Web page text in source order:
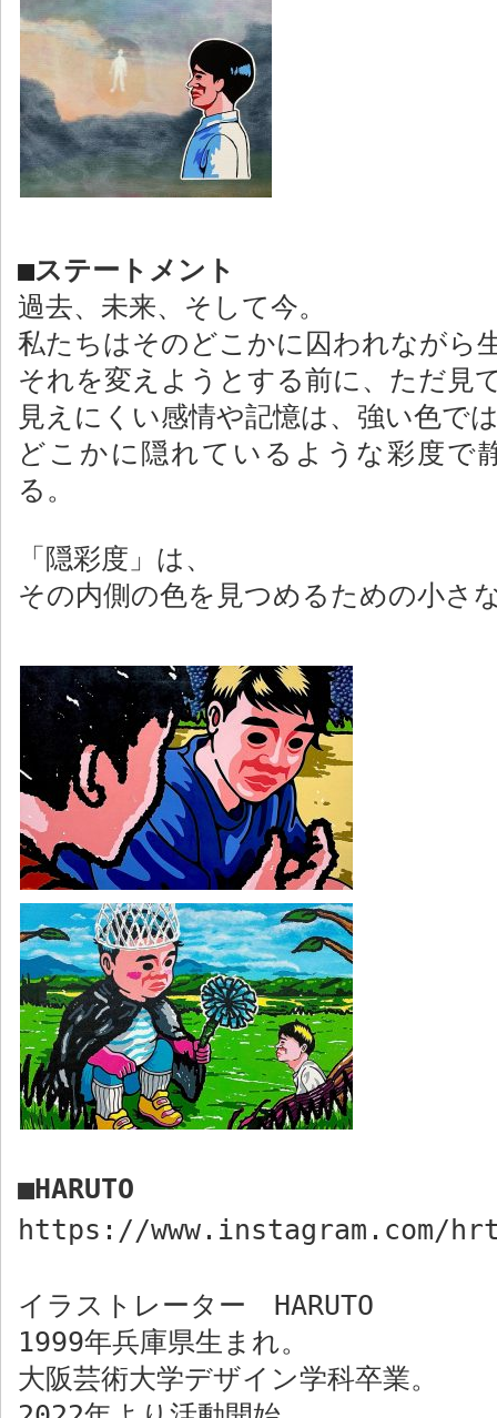
■ステートメント
過去、未来、そして今。
私たちはそのどこかに囚われながら
それを変えようとする前に、ただ見
見えにくい感情や記憶は、強い色で
どこかに隠れているような彩度で
る。
「隠彩度」は、
その内側の色を見つめるための小さ
■HARUTO
https://www.instagram.com/
イラストレーター HARUTO
1999年兵庫県生まれ。
大阪芸術大学デザイン学科卒業。